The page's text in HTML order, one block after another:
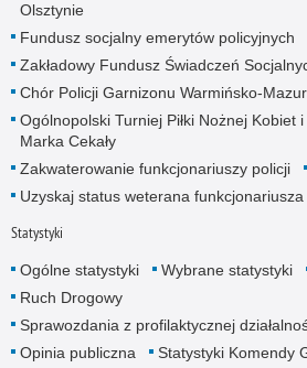
Olsztynie
Fundusz socjalny emerytów policyjnych
Zakładowy Fundusz Świadczeń
Chór Policji Garnizonu Warmińsko-
Ogólnopolski Turniej Piłki Nożnej Kobiet
Marka Cekały
Zakwaterowanie funkcjonariuszy policji
Uzyskaj status weterana funkcjonariusza
Statystyki
Ogólne statystyki Wybrane statystyki
Ruch Drogowy
Sprawozdania z profilaktycznej
Opinia publiczna
Statystyki Komendy